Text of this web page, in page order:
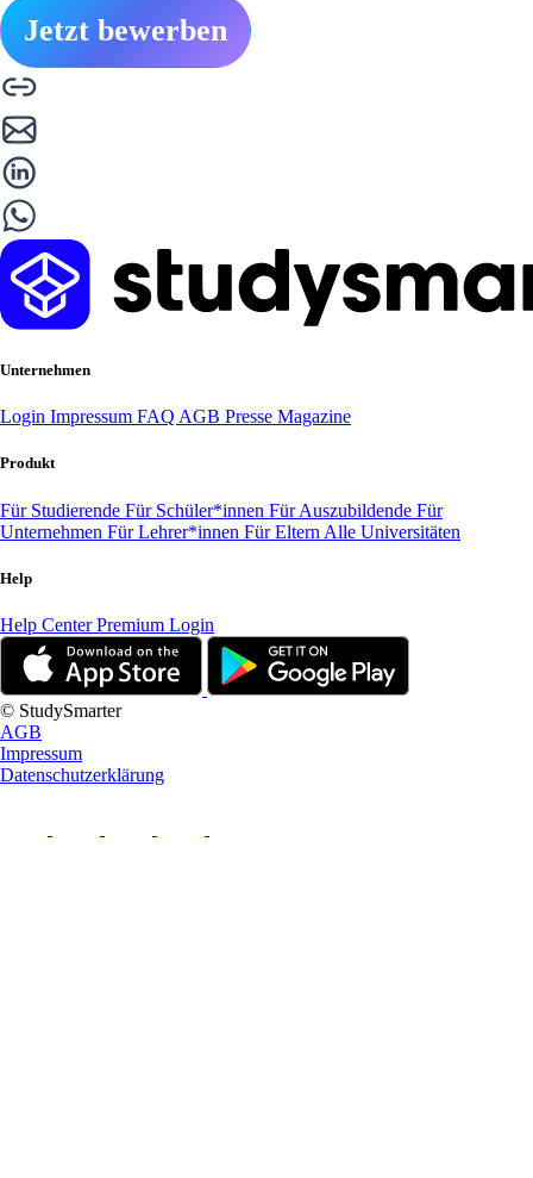
Jetzt bewerben
Unternehmen
Login Impressum FAQ AGB Presse Magazine
Produkt
Für Studierende Für Schüler*innen Für Auszubildende Für
Unternehmen Für Lehrer*innen Für Eltern Alle Universitäten
Help
Help CenterPremium Login
© StudySmarter
AGB
Impressum
Datenschutzerklärung